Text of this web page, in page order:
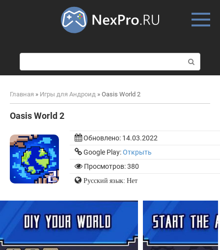
о
и
к
Главная » Игры для Андроид » Oasis World 2
Oasis World 2
Обновлено: 14.03.2022
Google Play:Открыть
Просмотров: 380
Русский язык: Нет